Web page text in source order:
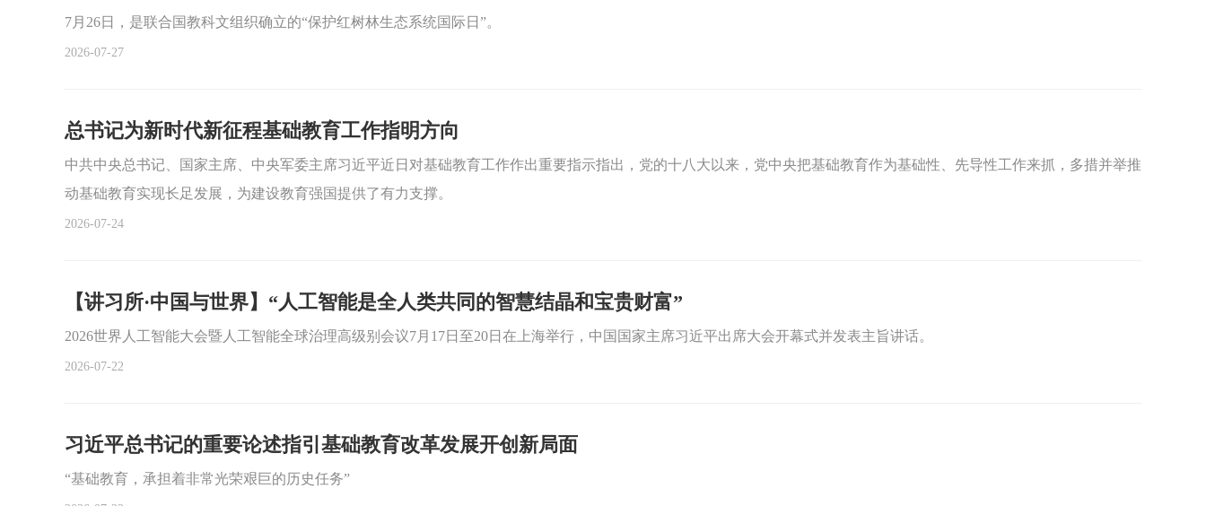
7月26日，是联合国教科文组织确立的“保护红树林生态系统国际日”。
2026-07-27
总书记为新时代新征程基础教育工作指明方向
中共中央总书记、国家主席、中央军委主席习近平近日对基础教育工作作出重要指示指出，党的十八大以来，党中央把基础教育作为基础性、先导性工作来抓，多措并举推
动基础教育实现长足发展，为建设教育强国提供了有力支撑。
2026-07-24
【讲习所·中国与世界】“人工智能是全人类共同的智慧结晶和宝贵财富”
2026世界人工智能大会暨人工智能全球治理高级别会议7月17日至20日在上海举行，中国国家主席习近平出席大会开幕式并发表主旨讲话。
2026-07-22
习近平总书记的重要论述指引基础教育改革发展开创新局面
“基础教育，承担着非常光荣艰巨的历史任务”